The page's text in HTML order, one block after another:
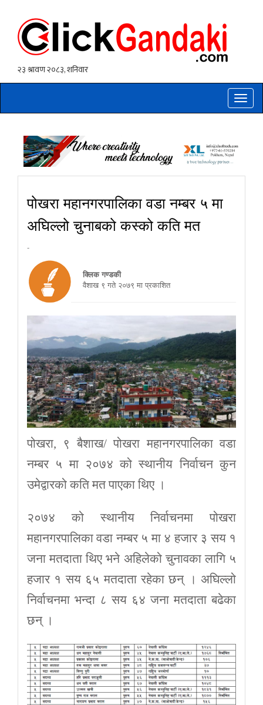
Toggle
पोखरा महानगरपालिका वडा नम्बर ५ मा
अघिल्लो चुनाबको कस्को कति मत
-
क्लिक गण्डकी
वैशाख ९ गते २०७९ मा प्रकाशित
पोखरा, ९ बैशाख/ पोखरा महानगरपालिका वडा
नम्बर ५ मा २०७४ को स्थानीय निर्वाचन कुन
उमेद्वारको कति मत पाएका थिए ।
२०७४ को स्थानीय निर्वाचनमा पोखरा
महानगरपालिका वडा नम्बर ५ मा ४ हजार ३ सय १
जना मतदाता थिए भने अहिलेको चुनावका लागि ५
हजार १ सय ६५ मतदाता रहेका छन् । अघिल्लो
निर्वाचनमा भन्दा ८ सय ६४ जना मतदाता बढेका
छन् ।